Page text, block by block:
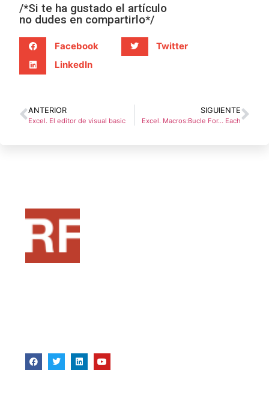
/*Si te ha gustado el artículo
no dudes en compartirlo*/
Facebook
Twitter
LinkedIn
ANTERIOR
Excel. El editor de visual basic
SIGUIENTE
Excel. Macros:Bucle For… Each